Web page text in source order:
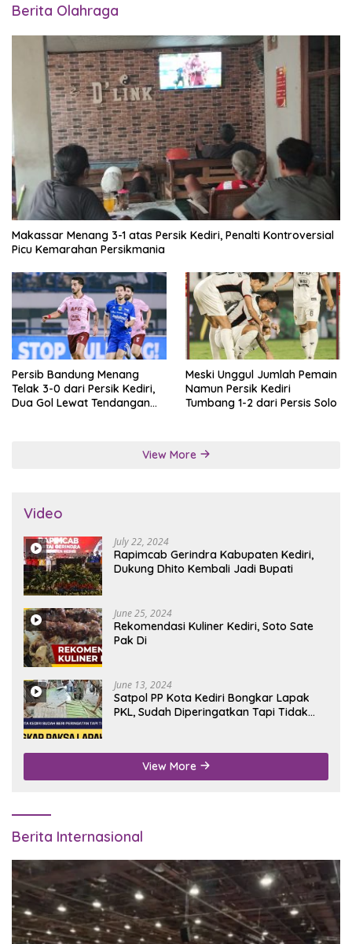
Berita Olahraga
Makassar Menang 3-1 atas Persik Kediri, Penalti Kontroversial
Picu Kemarahan Persikmania
Persib Bandung Menang
Telak 3-0 dari Persik Kediri,
Dua Gol Lewat Tendangan
Meski Unggul Jumlah Pemain
Namun Persik Kediri
Tumbang 1-2 dari Persis Solo
View More
Video
July 22, 2024
Rapimcab Gerindra Kabupaten Kediri,
Dukung Dhito Kembali Jadi Bupati
June 25, 2024
Rekomendasi Kuliner Kediri, Soto Sate
Pak Di
June 13, 2024
Satpol PP Kota Kediri Bongkar Lapak
PKL, Sudah Diperingatkan Tapi Tidak
View More
Berita Internasional